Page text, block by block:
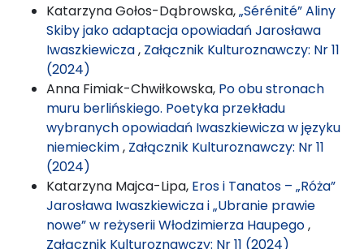
Katarzyna Gołos-Dąbrowska,„Sérénité” Aliny
Skiby jako adaptacja opowiadań Jarosława
Iwaszkiewicza, Załącznik Kulturoznawczy: Nr 11
(2024)
Anna Fimiak-Chwiłkowska, Po obu stronach
muru berlińskiego. Poetyka przekładu
wybranych opowiadań Iwaszkiewicza w języku
niemieckim, Załącznik Kulturoznawczy: Nr 11
(2024)
Katarzyna Majca-Lipa, Eros i Tanatos – „Róża”
Jarosława Iwaszkiewicza i „Ubranie prawie
nowe” w reżyserii Włodzimierza Haupego,
Załącznik Kulturoznawczy: Nr 11 (2024)